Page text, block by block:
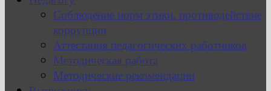
Соблюдение норм этики, противодействие
коррупции
Аттестация педагогических работников
Методическая работа
Методические рекомендации